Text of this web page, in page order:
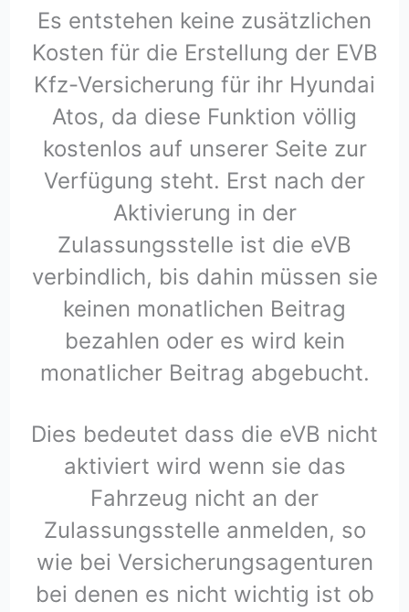
Es entstehen keine zusätzlichen
Kosten für die Erstellung der EVB
Kfz-Versicherung für ihr Hyundai
Atos, da diese Funktion völlig
kostenlos auf unserer Seite zur
Verfügung steht. Erst nach der
Aktivierung in der
Zulassungsstelle ist die eVB
verbindlich, bis dahin müssen sie
keinen monatlichen Beitrag
bezahlen oder es wird kein
monatlicher Beitrag abgebucht.
Dies bedeutet dass die eVB nicht
aktiviert wird wenn sie das
Fahrzeug nicht an der
Zulassungsstelle anmelden, so
wie bei Versicherungsagenturen
bei denen es nicht wichtig ist ob